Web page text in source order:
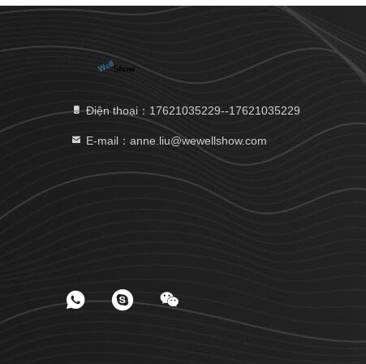
Điện thoại：17621035229--17621035229
E-mail：anne.liu@wewellshow.com